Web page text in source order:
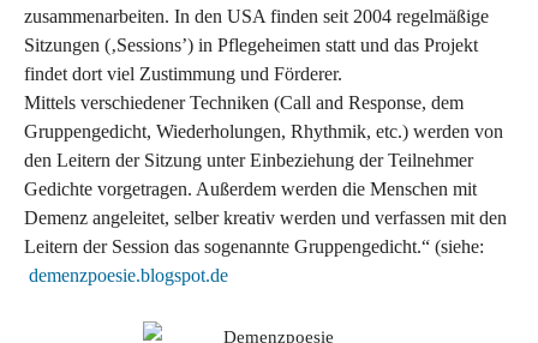
zusammenarbeiten. In den USA finden seit 2004 regelmäßige
Sitzungen (‚Sessions’) in Pflegeheimen statt und das Projekt
findet dort viel Zustimmung und Förderer.
Mittels verschiedener Techniken (Call and Response, dem
Gruppengedicht, Wiederholungen, Rhythmik, etc.) werden von
den Leitern der Sitzung unter Einbeziehung der Teilnehmer
Gedichte vorgetragen. Außerdem werden die Menschen mit
Demenz angeleitet, selber kreativ werden und verfassen mit den
Leitern der Session das sogenannte Gruppengedicht.“ (siehe:
demenzpoesie.blogspot.de